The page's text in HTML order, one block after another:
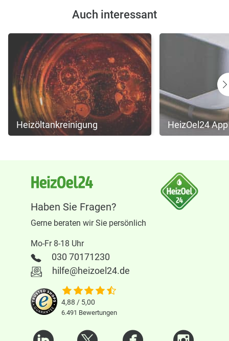
Auch interessant
Heizöltankreinigung HeizOel24 App
Haben Sie Fragen?
Gerne beraten wir Sie persönlich
Mo-Fr 8-18 Uhr
030 70171230
hilfe@heizoel24.de
4,88 / 5,00
6.491 Bewertungen